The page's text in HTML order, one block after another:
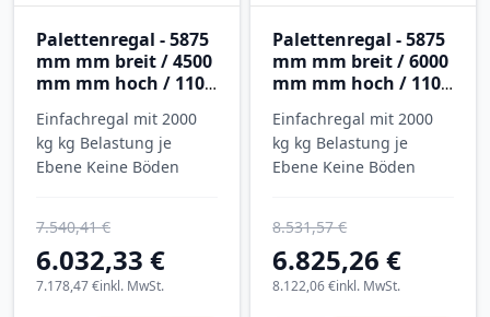
Palettenregal - 5875
mm mm breit / 4500
mm mm hoch / 1100
Ebenen
Einfachregal mit 2000
kg kg Belastung je
Ebene Keine Böden
6.032,33 €
7.540,41 €
inkl. MwSt.
7.178,47 €
Palettenregal - 5875
mm mm breit / 6000
mm mm hoch / 1100
Ebenen
Einfachregal mit 2000
kg kg Belastung je
Ebene Keine Böden
6.825,26 €
8.531,57 €
inkl. MwSt.
8.122,06 €